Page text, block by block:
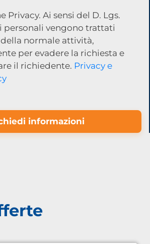
Privacy. Ai sensi del D. Lgs.
personali vengono trattati
normale attività,
per evadere la richiesta e
il richiedente. Privacy e
informazioni